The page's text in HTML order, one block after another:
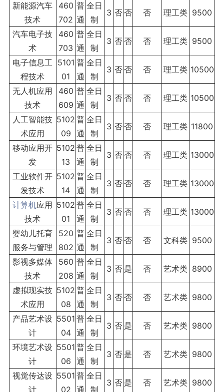
新能源汽车
技术
460
702
普
通
全日
制
3 否否 否 理工类 9500
汽车电子技
术
460
703
普
通
全日
制
3 否否 否 理工类 9500
电子信息工
程技术
5101
01
普
通
全日
制
3 否否 否 理工类 10500
无人机应用
技术
460
609
普
通
全日
制
3 否否 否 理工类 10500
人工智能技
术应用
5102
09
普
通
全日
制
3 否否 否 理工类 11800
移动应用开
发
5102
13
普
通
全日
制
3 否否 否 理工类 13000
工业软件开
发技术
5102
14
普
通
全日
制
3 否否 否 理工类 13000
计算机应用
技术
5102
01
普
通
全日
制
3 否否 否 理工类 13000
婴幼儿托育
服务与管理
520
802
普
通
全日
制
3 否否 否 文科类 9500
影视多媒体
技术
560
208
普
通
全日
制
3 否 是 否 艺术类 8900
虚拟现实技
术应用
5102
08
普
通
全日
制
3 否否 否 艺术类 9800
产品艺术设
计
5501
04
普
通
全日
制
3 否 是 否 艺术类 9800
环境艺术设
计
5501
06
普
通
全日
制
3 否 是 否 艺术类 9800
视觉传达设
计
5501
02
普
通
全日
制
3 否 是 否 艺术类 9800